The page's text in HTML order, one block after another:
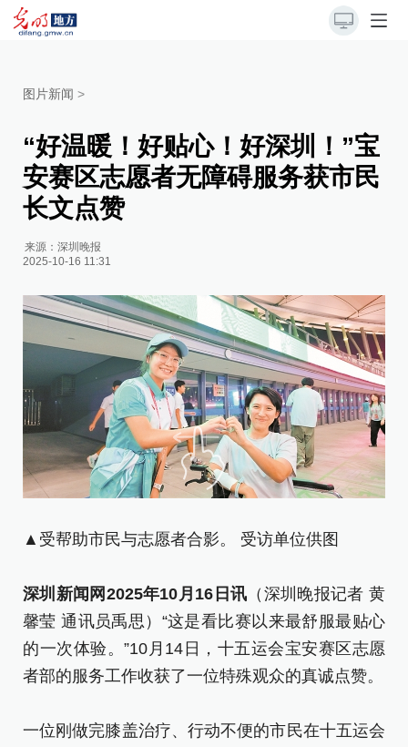
图片新闻 >
“好温暖！好贴心！好深圳！”宝
安赛区志愿者无障碍服务获市民
长文点赞
来源：深圳晚报
2025-10-16 11:31
▲受帮助市民与志愿者合影。 受访单位供图
深圳新闻网2025年10月16日讯 （深圳晚报记者 黄
馨莹 通讯员禹思）“这是看比赛以来最舒服最贴心
的一次体验。”10月14日，十五运会宝安赛区志愿
者部的服务工作收获了一位特殊观众的真诚点赞。
一位刚做完膝盖治疗、行动不便的市民在十五运会